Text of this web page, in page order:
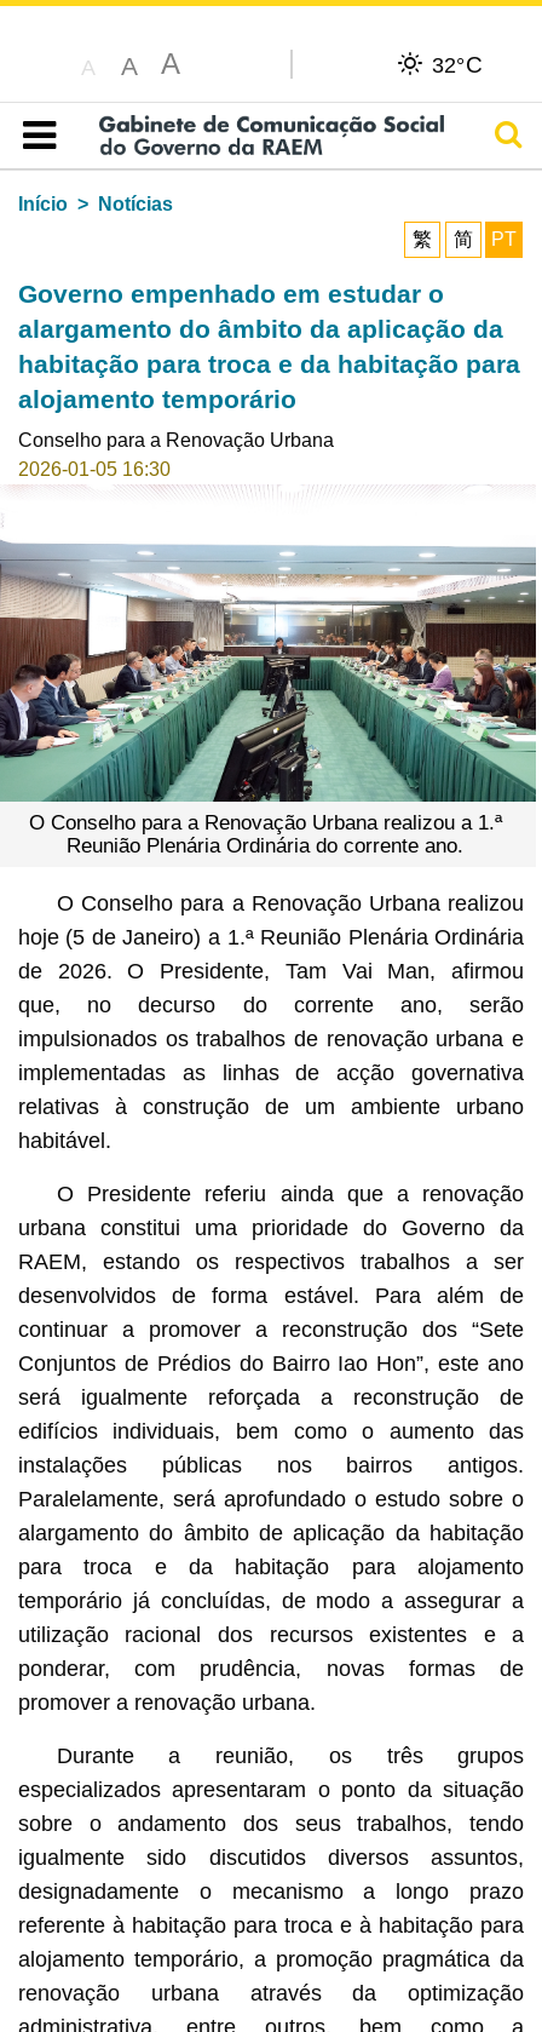
A A A 32°C
Índice
Início
Notícias
繁
简 PT
Governo empenhado em estudar o
alargamento do âmbito da aplicação da
habitação para troca e da habitação para
alojamento temporário
Conselho para a Renovação Urbana
2026-01-05 16:30
O Conselho para a Renovação Urbana realizou a 1.ª
Reunião Plenária Ordinária do corrente ano.
O Conselho para a Renovação Urbana realizou
hoje (5 de Janeiro) a 1.ª Reunião Plenária Ordinária
de 2026. O Presidente, Tam Vai Man, afirmou
que, no decurso do corrente ano, serão
impulsionados os trabalhos de renovação urbana e
implementadas as linhas de acção governativa
relativas à construção de um ambiente urbano
habitável.
O Presidente referiu ainda que a renovação
urbana constitui uma prioridade do Governo da
RAEM, estando os respectivos trabalhos a ser
desenvolvidos de forma estável. Para além de
continuar a promover a reconstrução dos “Sete
Conjuntos de Prédios do Bairro Iao Hon”, este ano
será igualmente reforçada a reconstrução de
edifícios individuais, bem como o aumento das
instalações públicas nos bairros antigos.
Paralelamente, será aprofundado o estudo sobre o
alargamento do âmbito de aplicação da habitação
para troca e da habitação para alojamento
temporário já concluídas, de modo a assegurar a
utilização racional dos recursos existentes e a
ponderar, com prudência, novas formas de
promover a renovação urbana.
Durante a reunião, os três grupos
especializados apresentaram o ponto da situação
sobre o andamento dos seus trabalhos, tendo
igualmente sido discutidos diversos assuntos,
designadamente o mecanismo a longo prazo
referente à habitação para troca e à habitação para
alojamento temporário, a promoção pragmática da
renovação urbana através da optimização
administrativa, entre outros, bem como a